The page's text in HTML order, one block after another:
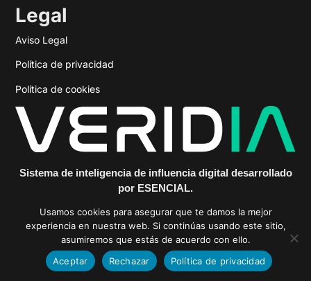
Legal
Aviso Legal
Política de privacidad
Política de cookies
Sistema de inteligencia de influencia digital desarrollado
por ESENCIAL.
https://veridiainfluencia.com
© 2025 ESENCIAL PR & Comm Agency
Usamos cookies para asegurar que te damos la mejor
experiencia en nuestra web. Si continúas usando este sitio,
asumiremos que estás de acuerdo con ello.
Aceptar
Rechazar Política de privacidad